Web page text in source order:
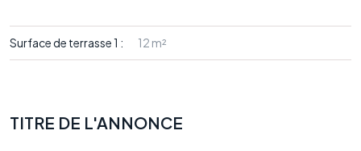
Surface de terrasse 1 : 12 m²
TITRE DE L'ANNONCE